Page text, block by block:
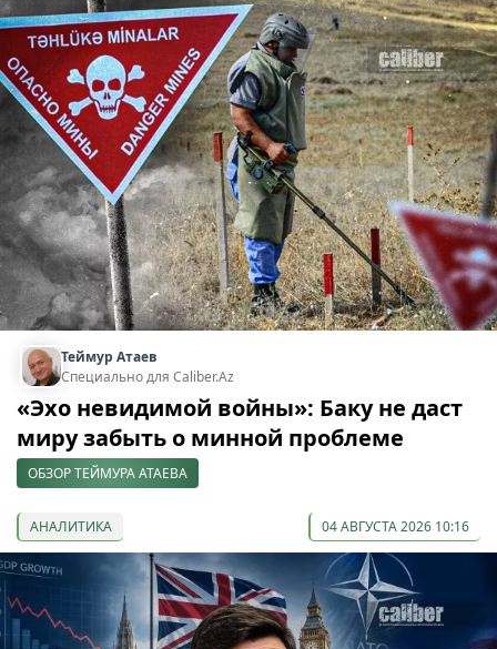
Теймур Атаев
Специально для Caliber.Az
«Эхо невидимой войны»: Баку не даст
миру забыть о минной проблеме
ОБЗОР ТЕЙМУРА АТАЕВА
АНАЛИТИКА 04 АВГУСТА 2026 10:16